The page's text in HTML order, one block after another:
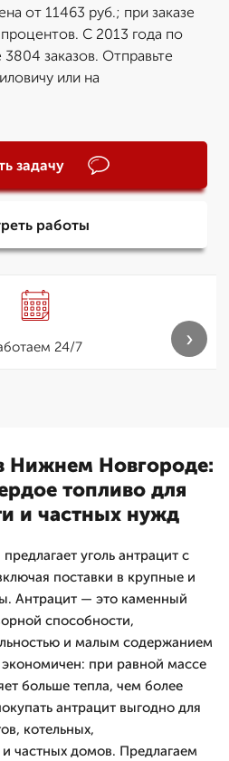
от 11463 руб.; при заказе
С 2013 года по
заказов. Отправьте
или на
задачу
работы
24/7 ›
Нижнем Новгороде:
топливо для
и частных нужд
уголь антрацит с
поставки в крупные и
Антрацит — это каменный
способности,
и малым содержанием
экономичен: при равной массе
больше тепла, чем более
антрацит выгодно для
котельных,
частных домов. Предлагаем